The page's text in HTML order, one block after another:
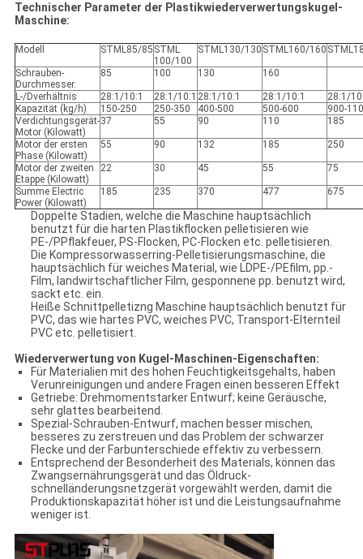
Technischer Parameter der Plastikwiederverwertungskugel-
Maschine:
Modell STML85/85 STML
100/100
STML130/130 STML160/160
Schrauben-
Durchmesser.
85 100 130 160
L-/Dverhältnis 28:1/10:1 28:1/10:1 28:1/10:1 28:1/10:1
28:1/
Kapazität (kg/h)
150-250 250-350 400-500 500-600
900-
Verdichtungsgerät-
Motor (Kilowatt)
37 55 90 110 185
Motor der ersten
Phase (Kilowatt)
55 90 132 185 250
Motor der zweiten
Etappe (Kilowatt)
22 30 45 55 75
Summe Electric
Power (Kilowatt)
185 235 370 477 675
Doppelte Stadien, welche die Maschine hauptsächlich
benutzt für die harten Plastikflocken pelletisieren wie
PE-/PPflakfeuer, PS-Flocken, PC-Flocken etc. pelletisieren.
Die Kompressorwasserring-Pelletisierungsmaschine, die
hauptsächlich für weiches Material, wie LDPE-/PEfilm, pp.-
Film, landwirtschaftlicher Film, gesponnene pp. benutzt wird,
sackt etc. ein.
Heiße Schnittpelletizng Maschine hauptsächlich benutzt für
PVC, das wie hartes PVC, weiches PVC, Transport-Elternteil
PVC etc. pelletisiert.
Wiederverwertung von Kugel-Maschinen-Eigenschaften:
Für Materialien mit des hohen Feuchtigkeitsgehalts, haben
Verunreinigungen und andere Fragen einen besseren Effekt
Getriebe: Drehmomentstarker Entwurf; keine Geräusche,
sehr glattes bearbeitend.
Spezial-Schrauben-Entwurf, machen besser mischen,
besseres zu zerstreuen und das Problem der schwarzer
Flecke und der Farbunterschiede effektiv zu verbessern.
Entsprechend der Besonderheit des Materials, können das
Zwangsernährungsgerät und das Öldruck-
schnelländerungsnetzgerät vorgewählt werden, damit die
Produktionskapazität höher ist und die Leistungsaufnahme
weniger ist.